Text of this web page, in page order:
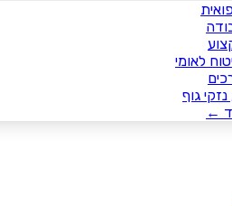
לאומי
נזקי גוף
←